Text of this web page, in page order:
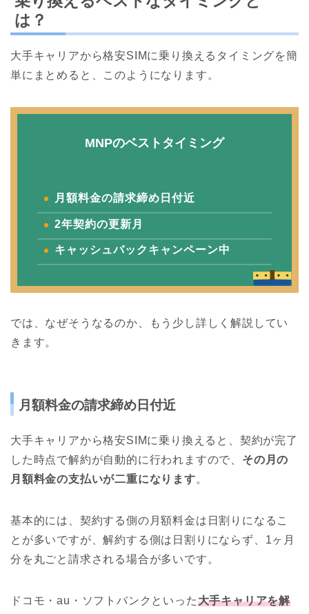
は？
大手キャリアから格安SIMに乗り換えるタイミングを簡
単にまとめると、このようになります。
MNPのベストタイミング
月額料金の請求締め日付近
2年契約の更新月
キャッシュバックキャンペーン中
では、なぜそうなるのか、もう少し詳しく解説してい
きます。
月額料金の請求締め日付近
大手キャリアから格安SIMに乗り換えると、契約が完了
した時点で解約が自動的に行われますので、 その月の
月額料金の支払いが二重になります。
基本的には、契約する側の月額料金は日割りになるこ
とが多いですが、解約する側は日割りにならず、1ヶ月
分を丸ごと請求される場合が多いです。
ドコモ・au・ソフトバンクといった大手キャリアを解